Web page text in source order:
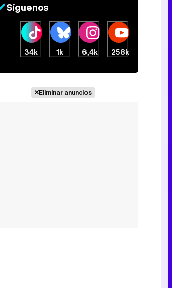
Síguenos
34k 1k 6,4k 258k
Eliminar anuncios